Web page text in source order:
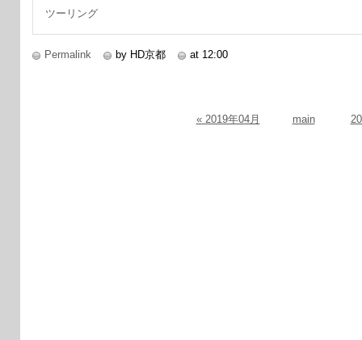
ツーリング
Permalink by HD京都 at 12:00
« 2019年04月 main